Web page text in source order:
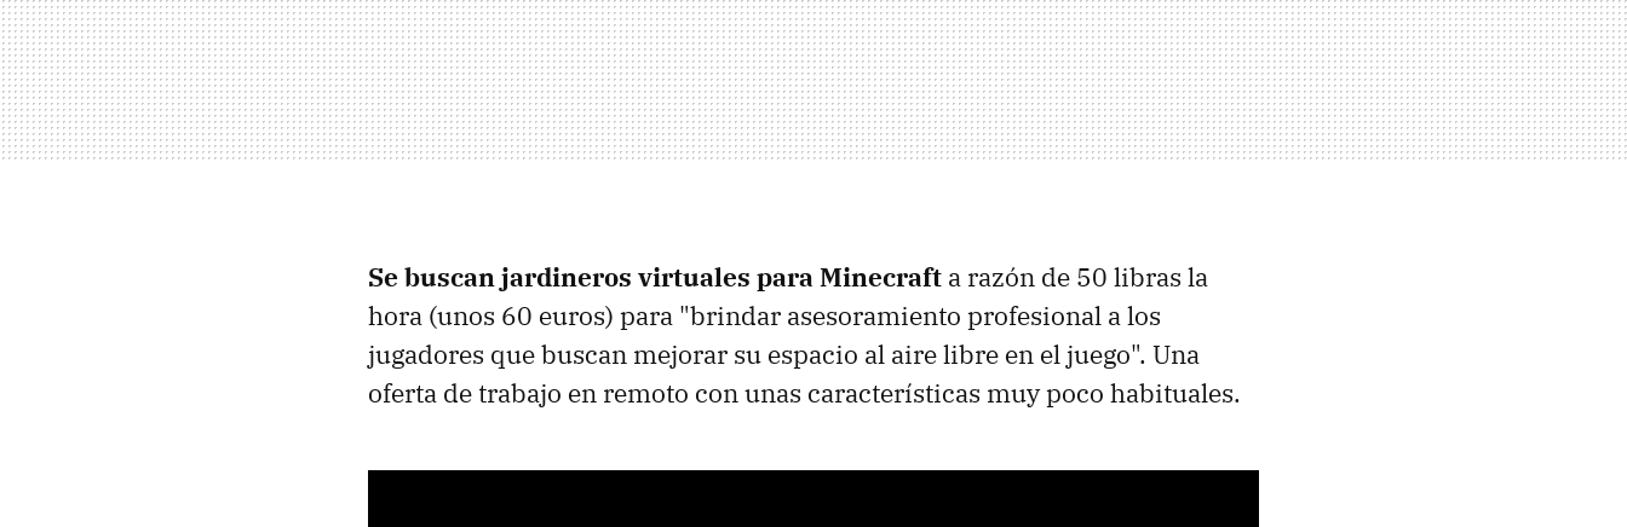
Se buscan jardineros virtuales para Minecraft a razón de 50 libras la
hora (unos 60 euros) para "brindar asesoramiento profesional a los
jugadores que buscan mejorar su espacio al aire libre en el juego". Una
oferta de trabajo en remoto con unas características muy poco habituales.